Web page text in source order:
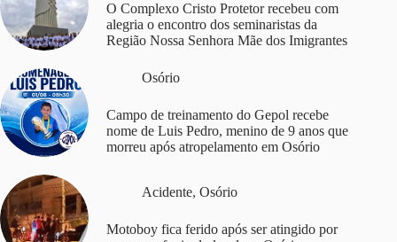
O Complexo Cristo Protetor recebeu com
alegria o encontro dos seminaristas da
Região Nossa Senhora Mãe dos Imigrantes
Osório
Campo de treinamento do Gepol recebe
nome de Luis Pedro, menino de 9 anos que
morreu após atropelamento em Osório
Acidente, Osório
Motoboy fica ferido após ser atingido por